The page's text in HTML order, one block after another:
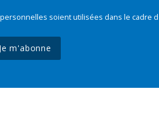
soient utilisées dans le cadre
Je m'abonne